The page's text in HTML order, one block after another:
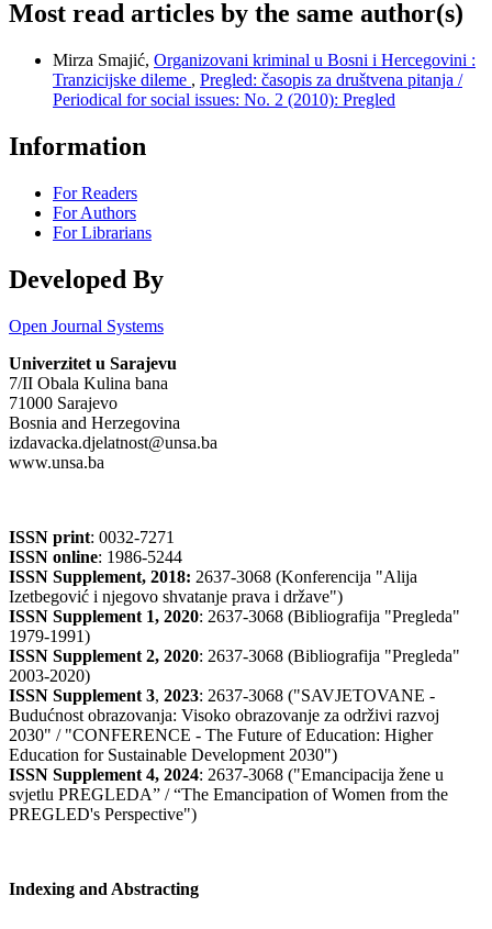
Most read articles by the same author(s)
Mirza Smajić, Organizovani kriminal u Bosni i Hercegovini :
Tranzicijske dileme , Pregled: časopis za društvena pitanja /
Periodical for social issues: No. 2 (2010): Pregled
Information
For Readers
For Authors
For Librarians
Developed By
Open Journal Systems
Univerzitet u Sarajevu
7/II Obala Kulina bana
71000 Sarajevo
Bosnia and Herzegovina
izdavacka.djelatnost@unsa.ba
www.unsa.ba
ISSN print: 0032-7271
ISSN online: 1986-5244
ISSN Supplement, 2018: 2637-3068 (Konferencija "Alija
Izetbegović i njegovo shvatanje prava i države")
ISSN Supplement 1, 2020: 2637-3068 (Bibliografija "Pregleda"
1979-1991)
ISSN Supplement 2, 2020: 2637-3068 (Bibliografija "Pregleda"
2003-2020)
ISSN Supplement 3, 2023: 2637-3068 ("SAVJETOVANE -
Budućnost obrazovanja: Visoko obrazovanje za održivi razvoj
2030" / "CONFERENCE - The Future of Education: Higher
Education for Sustainable Development 2030")
ISSN Supplement 4, 2024: 2637-3068 ("Emancipacija žene u
svjetlu PREGLEDA” / “The Emancipation of Women from the
PREGLED's Perspective")
Indexing and Abstracting